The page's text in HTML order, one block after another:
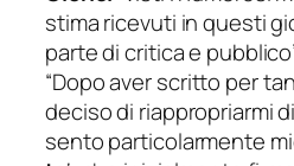
stima ricevuti in questi
parte di critica e pubblico
“Dopo aver scritto per
deciso di riappropriarmi
sento particolarmente